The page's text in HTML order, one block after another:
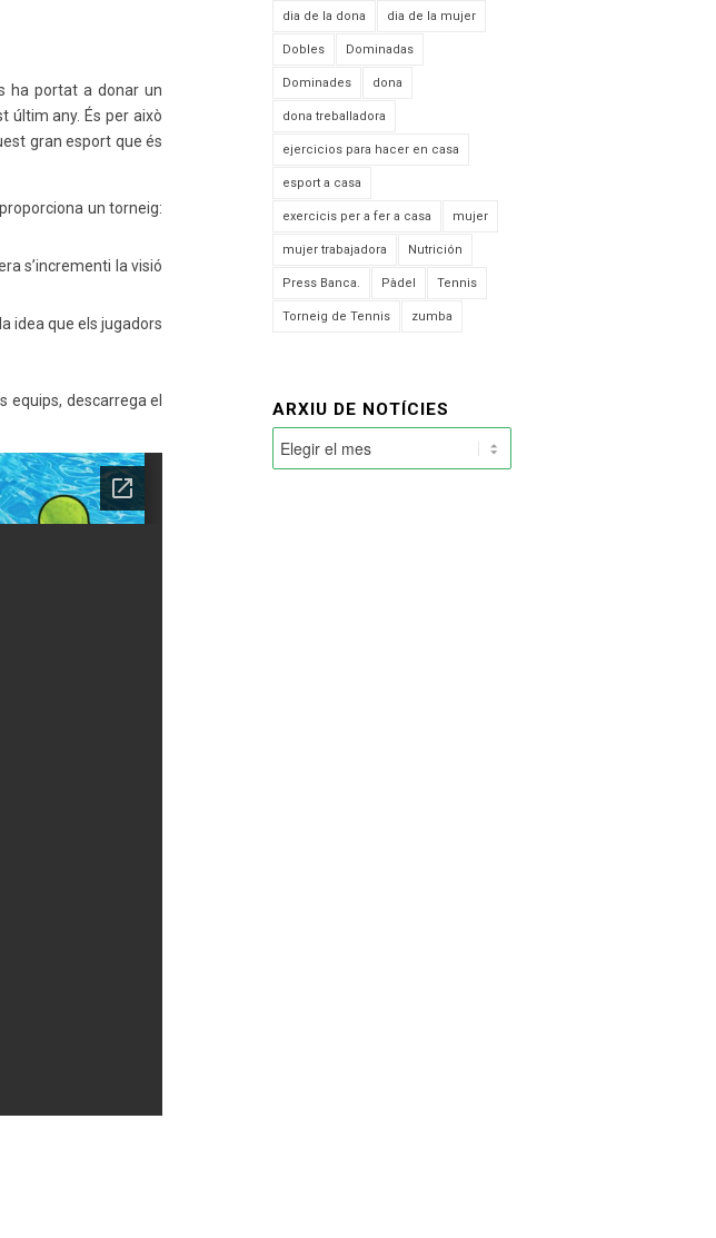
ha portat a donar un
últim any. És per això
gran esport que és
un torneig:
s’incrementi la visió
idea que els jugadors
equips, descarrega el
dia de la dona dia de la mujer
Dobles Dominadas
Dominades dona
dona treballadora
ejercicios para hacer en casa
esport a casa
exercicis per a fer a casa mujer
mujer trabajadora Nutrición
Press Banca. Pàdel Tennis
Torneig de Tennis zumba
ARXIU DE NOTÍCIES